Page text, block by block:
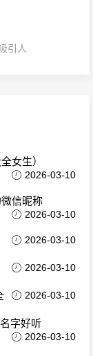
引人
女生）
2026-03-10
信昵称
2026-03-10
2026-03-10
2026-03-10
2026-03-10
字好听
2026-03-10